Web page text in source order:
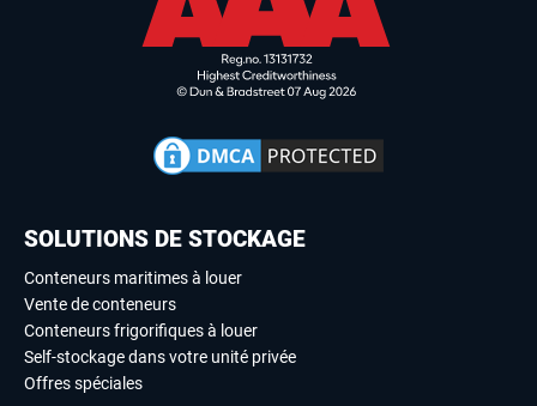
SOLUTIONS DE STOCKAGE
Conteneurs maritimes à louer
Vente de conteneurs
Conteneurs frigorifiques à louer
Self-stockage dans votre unité privée
Offres spéciales